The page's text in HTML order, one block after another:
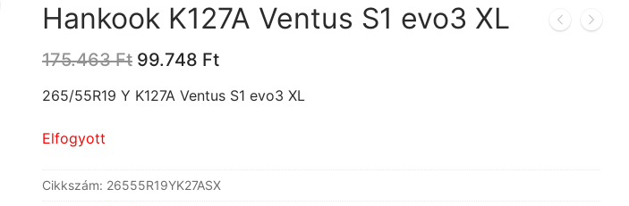
Hankook K127A Ventus S1 evo3 XL
175.463Ft Original
was:
99.748 FtCurrent
is:
265/55R19 Y K127A Ventus S1 evo3 XL
Elfogyott
Cikkszám: 26555R19YK27ASX